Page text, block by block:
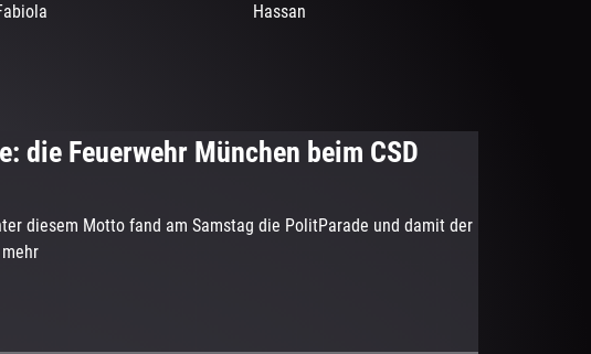
Hassan
die Feuerwehr München beim CSD
diesem Motto fand am Samstag die PolitParade und damit der
mehr